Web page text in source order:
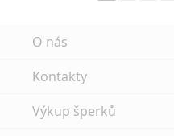
O nás
Kontakty
Výkup šperků